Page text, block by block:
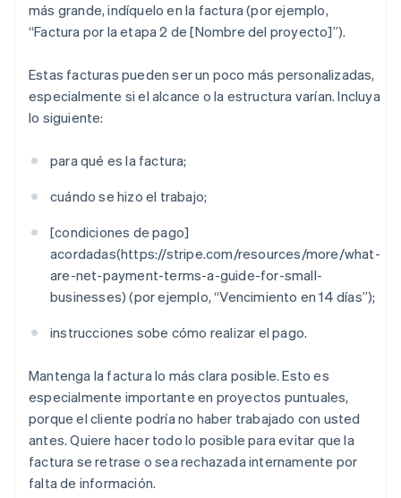
más grande, indíquelo en la factura (por ejemplo,
“Factura por la etapa 2 de [Nombre del proyecto]”).
Estas facturas pueden ser un poco más personalizadas,
especialmente si el alcance o la estructura varían. Incluya
lo siguiente:
para qué es la factura;
cuándo se hizo el trabajo;
[condiciones de pago]
acordadas(https://stripe.com/resources/more/what-
are-net-payment-terms-a-guide-for-small-
businesses) (por ejemplo, “Vencimiento en 14 días”);
instrucciones sobe cómo realizar el pago.
Mantenga la factura lo más clara posible. Esto es
especialmente importante en proyectos puntuales,
porque el cliente podría no haber trabajado con usted
antes. Quiere hacer todo lo posible para evitar que la
factura se retrase o sea rechazada internamente por
falta de información.